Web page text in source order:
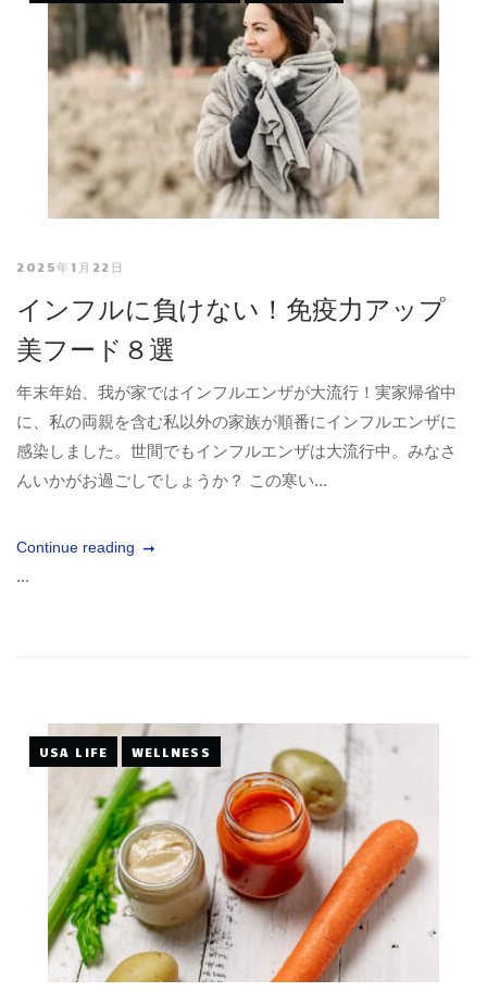
2025年1月22日
インフルに負けない！免疫力アップ
美フード８選
年末年始、我が家ではインフルエンザが大流行！実家帰省中
に、私の両親を含む私以外の家族が順番にインフルエンザに
感染しました。世間でもインフルエンザは大流行中。みなさ
んいかがお過ごしでしょうか？ この寒い...
Continue reading
...
USA LIFE WELLNESS